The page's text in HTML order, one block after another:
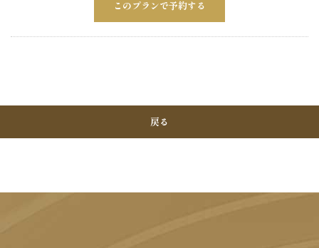
このプランで予約する
戻る